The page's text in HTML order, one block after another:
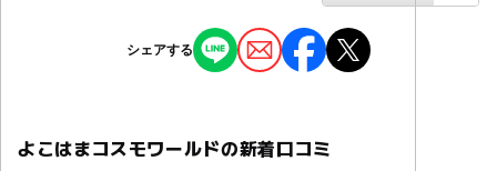
シェアする
よこはまコスモワールドの新着口コミ